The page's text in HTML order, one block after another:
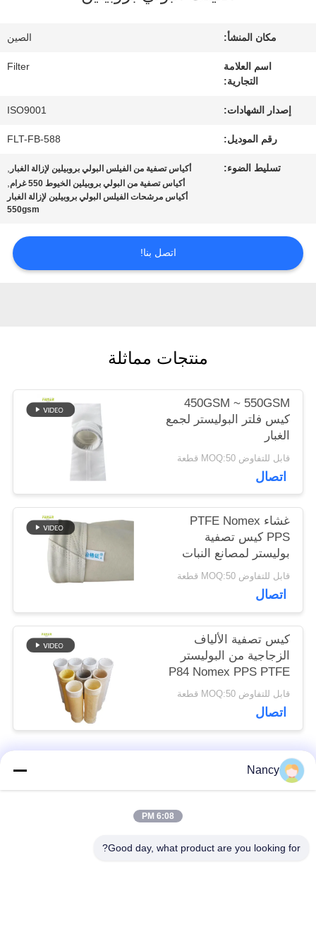
المعمل
الجودة
اتصل
أخبار
خريطة
الموقع
سياسة
الخصوصية
مكان المنشأ: الصين
اسم العلامة
التجارية:
Filter
إصدار الشهادات: ISO9001
رقم الموديل: FLT-FB-588
تسليط الضوء: أكياس تصفية من الفيلس البولي بروبيلين لإزالة الغبار ,
أكياس تصفية من البولي بروبيلين الخيوط 550 غرام ,
أكياس مرشحات الفيلس البولي بروبيلين لإزالة الغبار
550gsm
اتصل بنا!
منتجات مماثلة
450GSM ~ 550GSM
كيس فلتر البوليستر لجمع
الغبار
قابل للتفاوض MOQ:50 قطعة
اتصال
غشاء PTFE Nomex
PPS كيس تصفية
بوليستر لمصانع النبات
قابل للتفاوض MOQ:50 قطعة
اتصال
كيس تصفية الألياف
الزجاجية من البوليستر
P84 Nomex PPS PTFE
القوي لمعدات جمع الغبار
قابل للتفاوض MOQ:50 قطعة
اتصال
فئات شعبية جميع
الغبار
Nancy
6:08 PM
Good day, what product are you looking for?